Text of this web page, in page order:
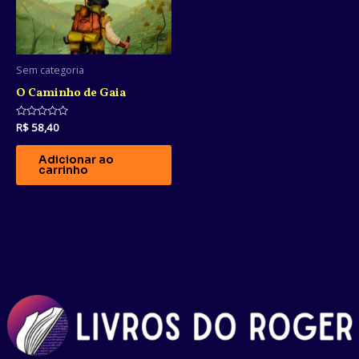
Sem categoria
O Caminho de Gaia
Avaliação
de
R$58,40
Adicionar ao
carrinho